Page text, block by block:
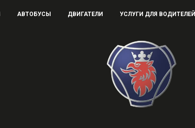
АВТОБУСЫ ДВИГАТЕЛИ УСЛУГИ ДЛЯ ВОДИТЕЛЕЙ